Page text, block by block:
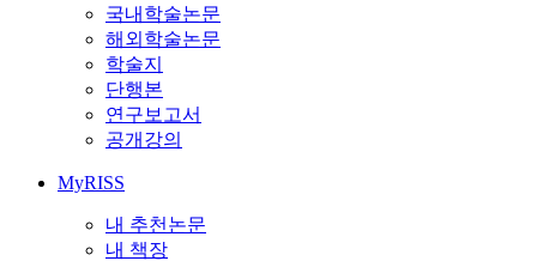
국내학술논문
해외학술논문
학술지
단행본
연구보고서
공개강의
MyRISS
내 추천논문
내 책장